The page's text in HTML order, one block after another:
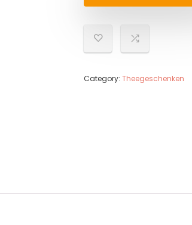
Category: Theegeschenken